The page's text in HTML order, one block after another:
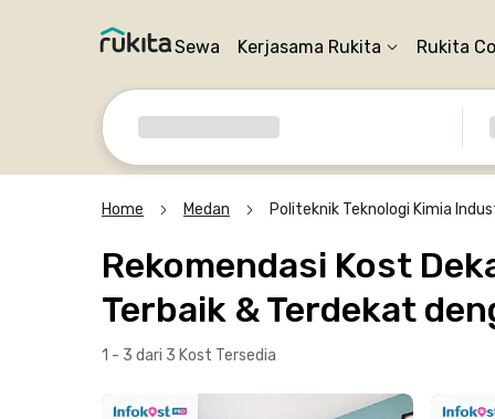
Sewa Kerjasama Rukita Rukita
Home Medan Politeknik Teknologi Kimia
Rekomendasi Kost
Terbaik & Terdekat
1 - 3 dari 3 Kost Tersedia